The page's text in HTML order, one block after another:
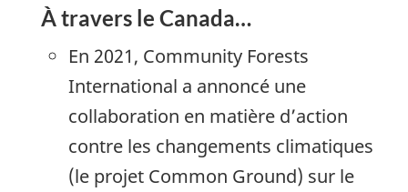
À travers le Canada…
En 2021, Community Forests
International a annoncé une
collaboration en matière d’action
contre les changements climatiques
(le projet Common Ground) sur le